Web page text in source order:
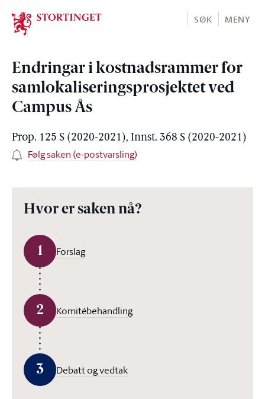
Stortinget.no
SØK MENY
Endringar i kostnadsrammer for
samlokaliseringsprosjektet ved
Campus Ås
Prop. 125 S (2020-2021), Innst. 368 S (2020-2021)
Følg saken (e-postvarsling)
Hvor er saken nå?
1 Forslag
2 Komitébehandling
3 Debatt og vedtak